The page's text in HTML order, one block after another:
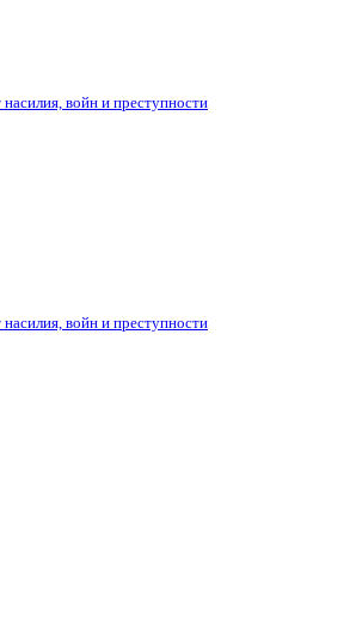
войн и преступности
войн и преступности